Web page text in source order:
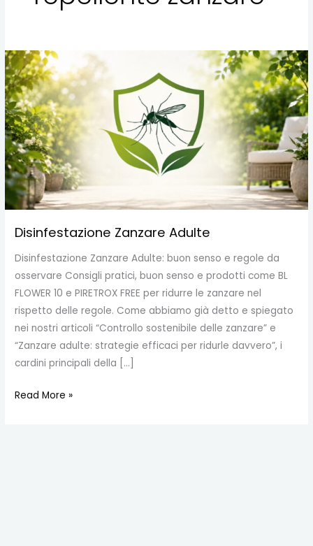
Disinfestazione Zanzare Adulte
Disinfestazione Zanzare Adulte: buon senso e regole da
osservare Consigli pratici, buon senso e prodotti come BL
FLOWER 10 e PIRETROX FREE per ridurre le zanzare nel
rispetto delle regole. Come abbiamo già detto e spiegato
nei nostri articoli “Controllo sostenibile delle zanzare” e
“Zanzare adulte: strategie efficaci per ridurle davvero”, i
cardini principali della […]
Disinfestazione
Zanzare
Adulte
Read More »